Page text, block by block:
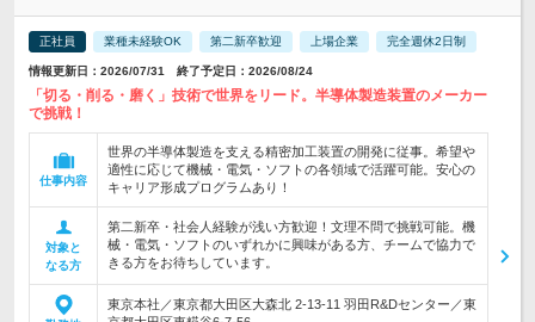
正社員 業種未経験OK 第二新卒歓迎 上場企業 完全週休2日制
情報更新日：2026/07/31 終了予定日：2026/08/24
「切る・削る・磨く」技術で世界をリード。半導体製造装置のメーカー
で挑戦！
仕事内容
世界の半導体製造を支える精密加工装置の開発に従事。希望や
適性に応じて機械・電気・ソフトの各領域で活躍可能。安心の
キャリア形成プログラムあり！
対象と
なる方
第二新卒・社会人経験が浅い方歓迎！文理不問で挑戦可能。機
械・電気・ソフトのいずれかに興味がある方、チームで協力で
きる方をお待ちしています。
東京本社／東京都大田区大森北 2-13-11 羽田R&Dセンター／東